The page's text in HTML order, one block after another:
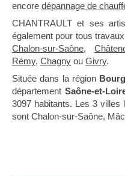
encore dépannage de
CHANTRAULT et ses
également pour tous
Chalon-sur-Saône,
Rémy, Chagny ou Givry.
Située dans la région
départementSaône-et-
3097 habitants. Les 3 villes
sont Chalon-sur-Saône,